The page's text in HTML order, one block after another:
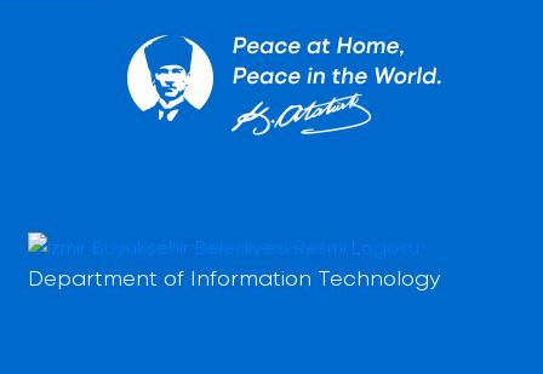
Department of Information Technology